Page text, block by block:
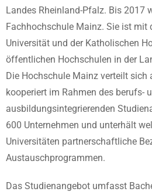
Landes Rheinland-Pfalz. Bis 2017
Fachhochschule Mainz. Sie ist mit
Universität und der Katholischen
öffentlichen Hochschulen in der
Die Hochschule Mainz verteilt
kooperiert im Rahmen des berufs-
ausbildungsintegrierenden
600 Unternehmen und unterhält
Universitäten partnerschaftliche
Austauschprogrammen.
Das Studienangebot umfasst